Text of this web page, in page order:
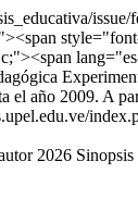
issue/
el año 2009. A
2026